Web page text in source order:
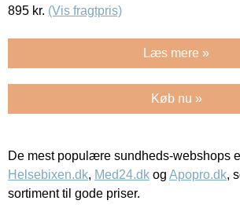
895 kr. (Vis fragtpris)
Læs mere »
Køb nu »
De mest populære sundheds-webshops
Helsebixen.dk, Med24.dk og Apopro.dk,
sortiment til gode priser.